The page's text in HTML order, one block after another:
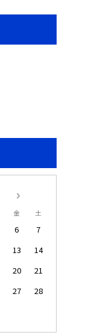
金 土
6
7
13
14
20
21
27
28